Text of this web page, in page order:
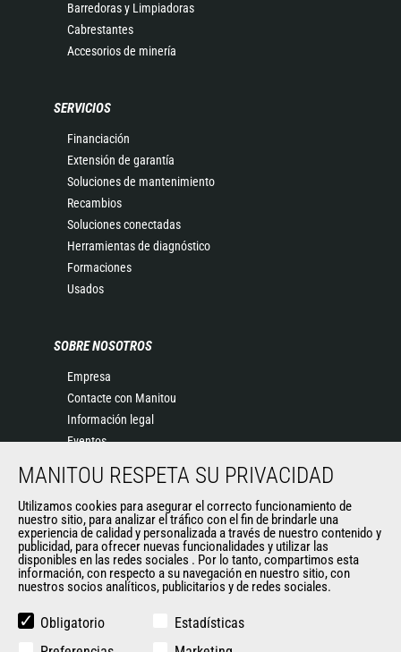
Barredoras y Limpiadoras
Cabrestantes
Accesorios de minería
SERVICIOS
Financiación
Extensión de garantía
Soluciones de mantenimiento
Recambios
Soluciones conectadas
Herramientas de diagnóstico
Formaciones
Usados
SOBRE NOSOTROS
Empresa
Contacte con Manitou
Información legal
Eventos
Historia
General Terms and Conditions of Sale
OTROS SITIOS DEL GRUPO
Manitou Group
Empleo
MANITOU RESPETA SU PRIVACIDAD
Utilizamos cookies para asegurar el correcto funcionamiento de
nuestro sitio, para analizar el tráfico con el fin de brindarle una
experiencia de calidad y personalizada a través de nuestro contenido y
publicidad, para ofrecer nuevas funcionalidades y utilizar las
disponibles en las redes sociales . Por lo tanto, compartimos esta
información, con respecto a su navegación en nuestro sitio, con
nuestros socios analíticos, publicitarios y de redes sociales.
Obligatorio
Estadísticas